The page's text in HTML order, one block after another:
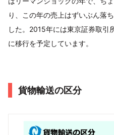
り、この年の売上はずいぶん落
した。2015年には東京証券取引
に移行を予定しています。
貨物輸送の区分